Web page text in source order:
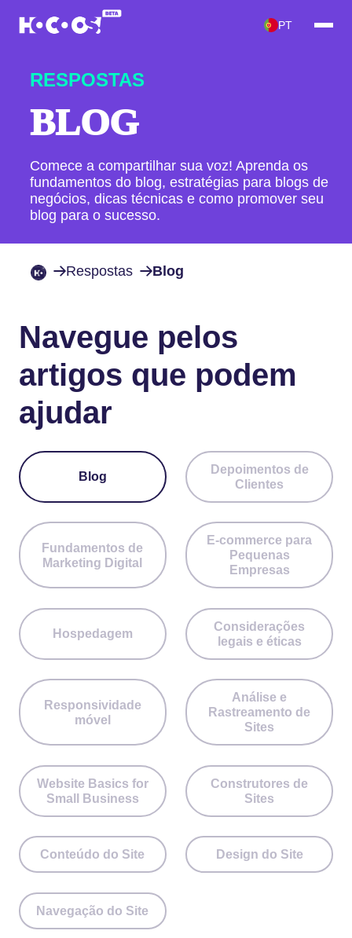
PT
RESPOSTAS
BLOG
Comece a compartilhar sua voz! Aprenda os
fundamentos do blog, estratégias para blogs de
negócios, dicas técnicas e como promover seu
blog para o sucesso.
Respostas Blog
Navegue pelos
artigos que podem
ajudar
Blog
Depoimentos de
Clientes
Fundamentos de
Marketing Digital
E-commerce para
Pequenas
Empresas
Hospedagem
Considerações
legais e éticas
Responsividade
móvel
Análise e
Rastreamento de
Sites
Website Basics for
Small Business
Construtores de
Sites
Conteúdo do Site Design do Site
Navegação do Site